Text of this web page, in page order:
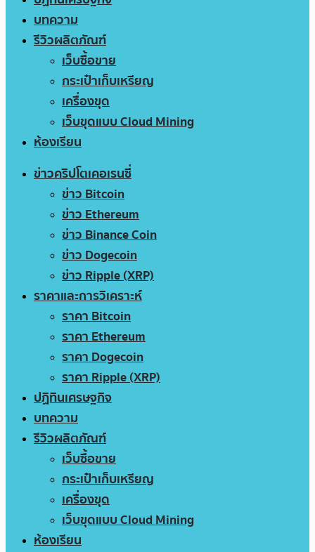
บทความ
รีวิวผลิตภัณฑ์
เว็บซื้อขาย
กระเป๋าเก็บเหรียญ
เครื่องขุด
เว็บขุดแบบ Cloud Mining
ห้องเรียน
ข่าวคริปโตเคอเรนซี่
ข่าว Bitcoin
ข่าว Ethereum
ข่าว Binance Coin
ข่าว Dogecoin
ข่าว Ripple (XRP)
ราคาและการวิเคราะห์
ราคา Bitcoin
ราคา Ethereum
ราคา Dogecoin
ราคา Ripple (XRP)
ปฏิทินเศรษฐกิจ
บทความ
รีวิวผลิตภัณฑ์
เว็บซื้อขาย
กระเป๋าเก็บเหรียญ
เครื่องขุด
เว็บขุดแบบ Cloud Mining
ห้องเรียน